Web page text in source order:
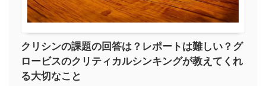
クリシンの課題の回答は？レポートは難しい？グ
ロービスのクリティカルシンキングが教えてくれ
る大切なこと